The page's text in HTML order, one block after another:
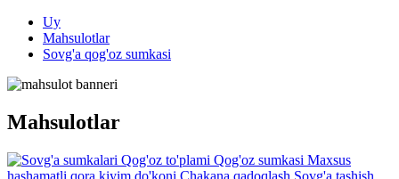
Uy
Mahsulotlar
Sovg'a qog'oz sumkasi
Mahsulotlar